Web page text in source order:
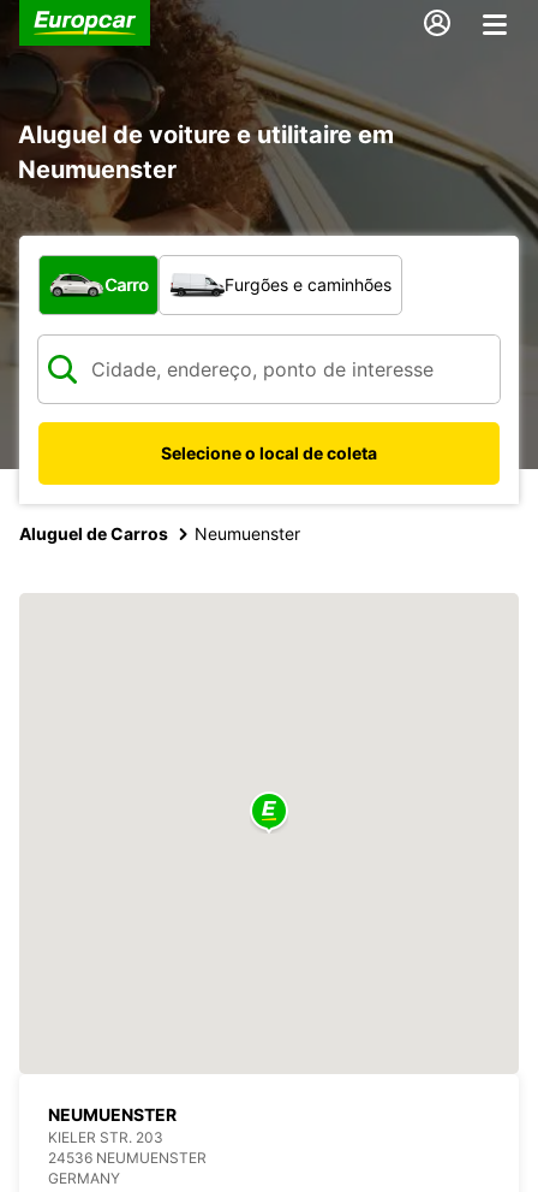
Aluguel de voiture e utilitaire em
Neumuenster
Qual tipo de veículo?
Carro Furgões e caminhões
Selecione o local de coleta
Aluguel de Carros Neumuenster
NEUMUENSTER
KIELER STR. 203
24536 NEUMUENSTER
GERMANY